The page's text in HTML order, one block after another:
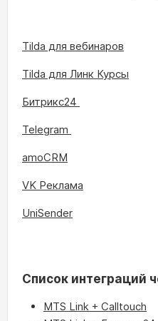
Tilda для вебинаров
Tilda для Линк Курсы
Битрикс24
Telegram
amoCRM
VK Реклама
UniSender
Список интеграций
MTS Link + Calltouch